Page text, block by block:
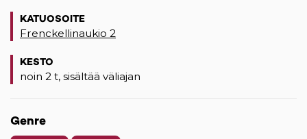
KATUOSOITE
Frenckellinaukio 2
KESTO
noin 2 t, sisältää väliajan
Genre